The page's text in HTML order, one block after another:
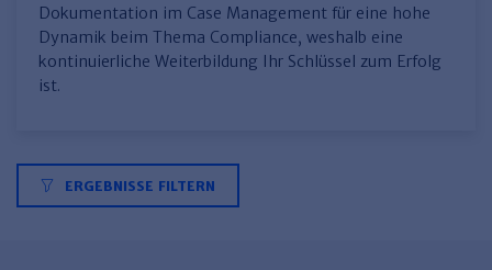
Persönlichkeitsentwicklung
Verkehrsrecht
Wirtschaftsrecht
Insolvenzrecht
Wohnungswirtschaft
Immobilienverwaltung
TVöD
Kommunale Finanzen
Finden Sie Ihr Thema
Arbeitsschutz
Produktpräsentationen
Haufe Personal Office
Dokumentation im Case Management für eine hohe
Dynamik beim Thema Compliance, weshalb eine
kontinuierliche Weiterbildung Ihr Schlüssel zum Erfolg
ist.
ERGEBNISSE FILTERN